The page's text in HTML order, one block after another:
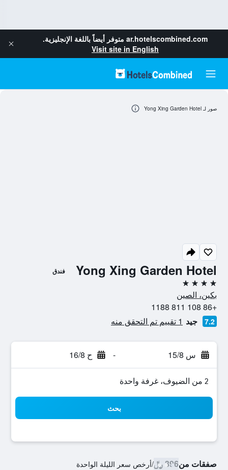
ar.hotelscombined.com متوفر أيضاً باللغة الإنجليزية.
Visit site in English
Yong Xing Garden Hotel فندق
4 نجوم
بكين، الصين
+86 108 811 1188
7.2 جيد 1 تقييم تم التحقق منه
س 15/8 - ح 16/8
2 من الضيوف، غرفة واحدة
بحث
صفقات من396 ﷼ /أرخص سعر الليلة الواحدة
صور لـ Yong Xing Garden Hotel